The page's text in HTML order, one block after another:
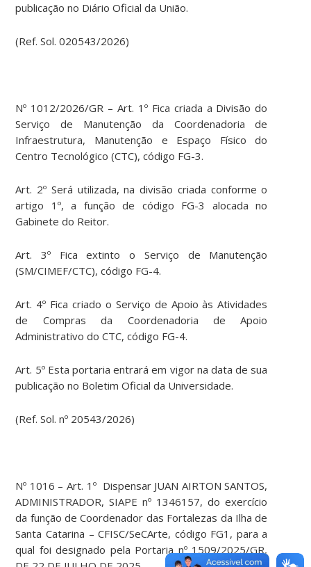
publicação no Diário Oficial da União.
(Ref. Sol. 020543/2026)
Nº 1012/2026/GR – Art. 1º Fica criada a Divisão do
Serviço de Manutenção da Coordenadoria de
Infraestrutura, Manutenção e Espaço Físico do
Centro Tecnológico (CTC), código FG-3.
Art. 2º Será utilizada, na divisão criada conforme o
artigo 1º, a função de código FG-3 alocada no
Gabinete do Reitor.
Art. 3º Fica extinto o Serviço de Manutenção
(SM/CIMEF/CTC), código FG-4.
Art. 4º Fica criado o Serviço de Apoio às Atividades
de Compras da Coordenadoria de Apoio
Administrativo do CTC, código FG-4.
Art. 5º Esta portaria entrará em vigor na data de sua
publicação no Boletim Oficial da Universidade.
(Ref. Sol. nº 20543/2026)
Nº 1016 – Art. 1º Dispensar JUAN AIRTON SANTOS,
ADMINISTRADOR, SIAPE nº 1346157, do exercício
da função de Coordenador das Fortalezas da Ilha de
Santa Catarina – CFISC/SeCArte, código FG1, para a
qual foi designado pela Portaria nº 1509/2025/GR,